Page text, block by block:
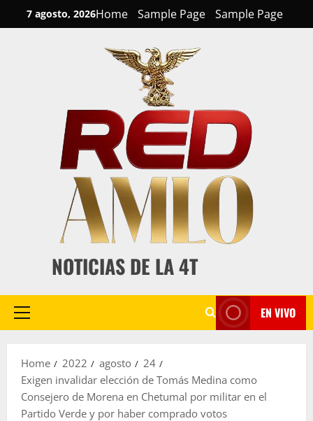
to
7 agosto, 2026Home Sample Page Sample Page
NOTICIAS DE LA 4T
Primary
EN VIVO
Home 2022 agosto
24
Exigen invalidar elección de Tomás Medina como
Consejero de Morena en Chetumal por militar en el
Partido Verde y por haber comprado votos